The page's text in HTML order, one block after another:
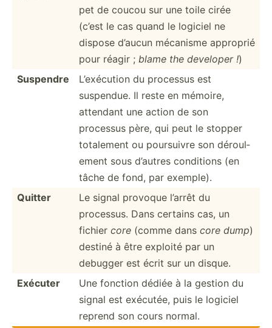
pet de coucou sur une toile cirée
(c’est le cas quand le logiciel ne
dispose d’aucun mécanisme approprié
pour réagir ; blame the developer !)
Suspendre
L’exéc­ution du processus est
suspendue. Il reste en mémoire,
attendant une action de son
processus père, qui peut le stopper
totalement ou poursuivre son déroul­
ement sous d’autres conditions (en
tâche de fond, par exemple).
Quitter
Le signal provoque l’arrêt du
processus. Dans certains cas, un
fichier core (comme dans core dump)
destiné à être exploité par un
debugger est écrit sur un disque.
Exécuter
Une fonction dédiée à la gestion du
signal est exécutée, puis le logiciel
reprend son cours normal.